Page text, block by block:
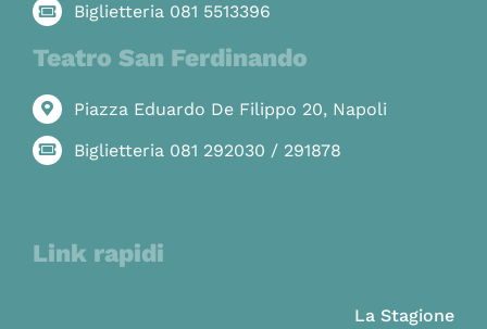
Biglietteria 081 5513396
Teatro San Ferdinando
Piazza Eduardo De Filippo 20, Napoli
Biglietteria 081 292030 / 291878
Link rapidi
La Stagione